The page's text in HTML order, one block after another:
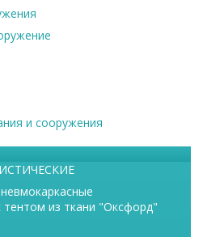
и сооружения
тентом из ткани "Оксфорд"